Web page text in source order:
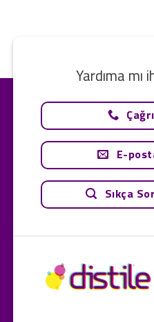
Yardıma mı
E-
Sıkça